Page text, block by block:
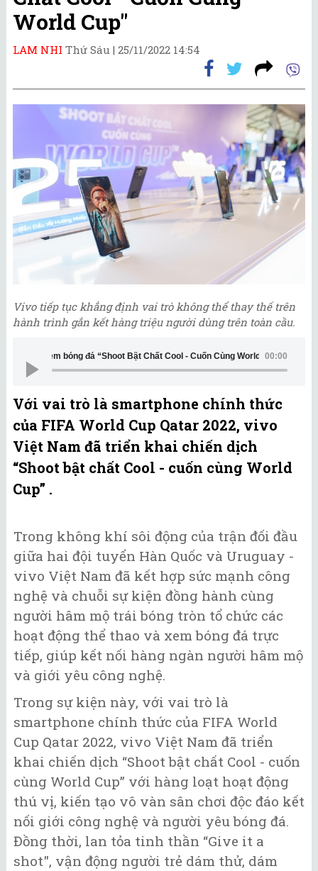
World Cup"
LAM NHI Thứ Sáu | 25/11/2022 14:54
Vivo tiếp tục khẳng định vai trò không thể thay thế trên
hành trình gắn kết hàng triệu người dùng trên toàn cầu.
00:00
Xem bóng đá “Shoot Bật Chất Cool - Cuốn Cùng World Cup
Với vai trò là smartphone chính thức
của FIFA World Cup Qatar 2022, vivo
Việt Nam đã triển khai chiến dịch
“Shoot bật chất Cool - cuốn cùng World
Cup” .
Trong không khí sôi động của trận đối đầu
giữa hai đội tuyển Hàn Quốc và Uruguay -
vivo Việt Nam đã kết hợp sức mạnh công
nghệ và chuỗi sự kiện đồng hành cùng
người hâm mộ trái bóng tròn tổ chức các
hoạt động thể thao và xem bóng đá trực
tiếp, giúp kết nối hàng ngàn người hâm mộ
và giới yêu công nghệ.
Trong sự kiện này, với vai trò là
smartphone chính thức của FIFA World
Cup Qatar 2022, vivo Việt Nam đã triển
khai chiến dịch “Shoot bật chất Cool - cuốn
cùng World Cup” với hàng loạt hoạt động
thú vị, kiến tạo vô vàn sân chơi độc đáo kết
nối giới công nghệ và người yêu bóng đá.
Đồng thời, lan tỏa tinh thần “Give it a
shot", vận động người trẻ dám thử, dám